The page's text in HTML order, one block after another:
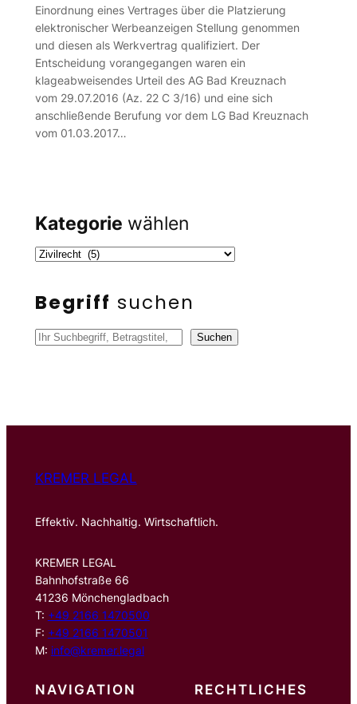
Einordnung eines Vertrages über die Platzierung
elektronischer Werbeanzeigen Stellung genommen
und diesen als Werkvertrag qualifiziert. Der
Entscheidung vorangegangen waren ein
klageabweisendes Urteil des AG Bad Kreuznach
vom 29.07.2016 (Az. 22 C 3/16) und eine sich
anschließende Berufung vor dem LG Bad Kreuznach
vom 01.03.2017…
Kategorie wählen
Begriff suchen
S
n
Suchen
KREMER LEGAL
Effektiv. Nachhaltig. Wirtschaftlich.
KREMER LEGAL
Bahnhofstraße 66
41236 Mönchengladbach
T: +49 2166 1470500
F: +49 2166 1470501
M: info@kremer.legal
NAVIGATION RECHTLICHES